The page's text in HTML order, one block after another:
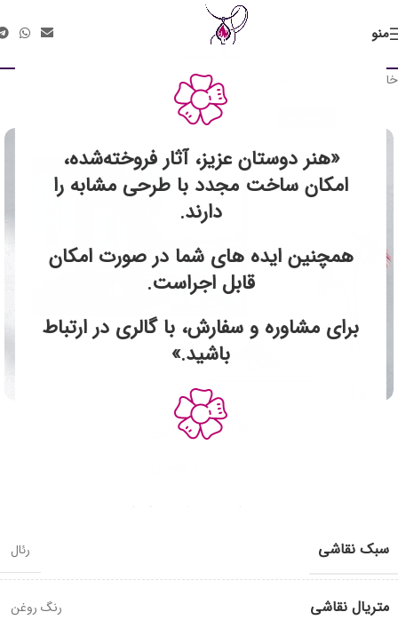
«هنر دوستان عزیز، آثار فروخته‌شده،
امکان ساخت مجدد با طرحی مشابه را
دارند.
همچنین ایده های شما در صورت امکان
قابل اجراست.
برای مشاوره و سفارش، با گالری در ارتباط
باشید.»
منو
خانه
خانه روستایی
سبک نقاشی رئال
متریال نقاشی رنگ روغن